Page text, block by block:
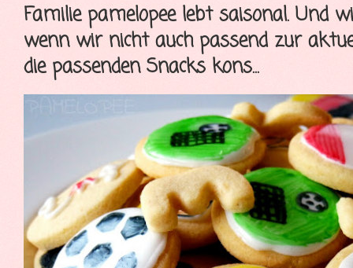
Familie pamelopee lebt saisonal. Und
wenn wir nicht auch passend zur
die passenden Snacks kons...